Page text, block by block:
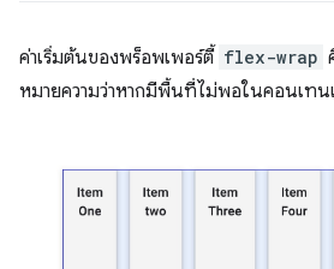
ค่าเริ่มต้นของพร็อพเพอร์ตี้ flex-wrap
หมายความว่าหากมีพื้นที่ไม่พอในคอนเทน